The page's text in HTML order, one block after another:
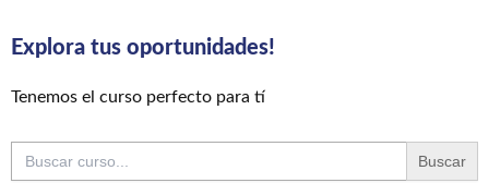
Explora tus oportunidades!
Tenemos el curso perfecto para tí
Buscar: